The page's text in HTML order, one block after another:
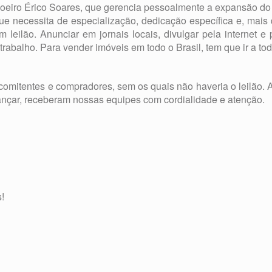
Érico Soares, que gerencia pessoalmente a expansão
necessita de especialização, dedicação específica e,
leilão. Anunciar em jornais locais, divulgar pela internet
Para vender imóveis em todo o Brasil, tem que ir a
e compradores, sem os quais não haveria o leilão.
receberam nossas equipes com cordialidade e atenção.